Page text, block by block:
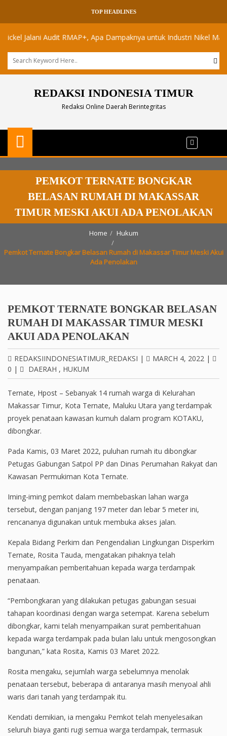
TOP HEADLINES
Audit RMAP+, Apa Dampaknya untuk Industri Nikel Maluku
REDAKSI INDONESIA TIMUR
Redaksi Online Daerah Berintegritas
PEMKOT TERNATE BONGKAR
BELASAN RUMAH DI MAKASSAR
TIMUR MESKI AKUI ADA PENOLAKAN
Home Hukum
Pemkot Ternate Bongkar Belasan Rumah di Makassar Timur Meski Akui
Ada Penolakan
PEMKOT TERNATE BONGKAR BELASAN
RUMAH DI MAKASSAR TIMUR MESKI
AKUI ADA PENOLAKAN
REDAKSIINDONESIATIMUR_REDAKSI | MARCH 4, 2022 |
0 | DAERAH , HUKUM
Ternate, Hpost – Sebanyak 14 rumah warga di Kelurahan
Makassar Timur, Kota Ternate, Maluku Utara yang terdampak
proyek penataan kawasan kumuh dalam program KOTAKU,
dibongkar.
Pada Kamis, 03 Maret 2022, puluhan rumah itu dibongkar
Petugas Gabungan Satpol PP dan Dinas Perumahan Rakyat dan
Kawasan Permukiman Kota Ternate.
Iming-iming pemkot dalam membebaskan lahan warga
tersebut, dengan panjang 197 meter dan lebar 5 meter ini,
rencananya digunakan untuk membuka akses jalan.
Kepala Bidang Perkim dan Pengendalian Lingkungan Disperkim
Ternate, Rosita Tauda, mengatakan pihaknya telah
menyampaikan pemberitahuan kepada warga terdampak
penataan.
“Pembongkaran yang dilakukan petugas gabungan sesuai
tahapan koordinasi dengan warga setempat. Karena sebelum
dibongkar, kami telah menyampaikan surat pemberitahuan
kepada warga terdampak pada bulan lalu untuk mengosongkan
bangunan,” kata Rosita, Kamis 03 Maret 2022.
Rosita mengaku, sejumlah warga sebelumnya menolak
penataan tersebut, beberapa di antaranya masih menyoal ahli
waris dari tanah yang terdampak itu.
Kendati demikian, ia mengaku Pemkot telah menyelesaikan
seluruh biaya ganti rugi semua warga terdampak, termasuk